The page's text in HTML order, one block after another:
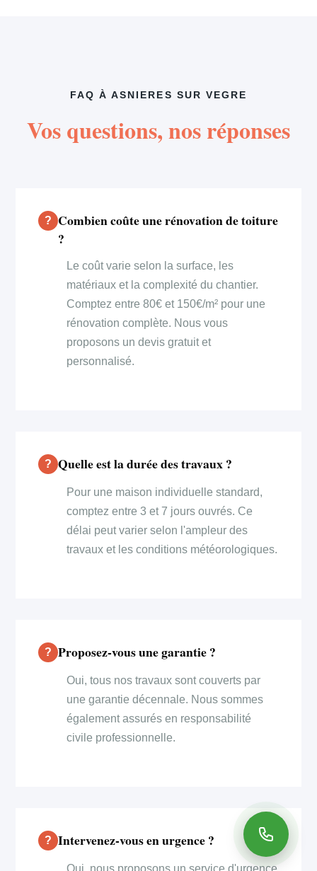
FAQ À ASNIERES SUR VEGRE
Vos questions, nos réponses
Combien coûte une rénovation de toiture
?
Le coût varie selon la surface, les
matériaux et la complexité du chantier.
Comptez entre 80€ et 150€/m² pour une
rénovation complète. Nous vous
proposons un devis gratuit et
personnalisé.
Quelle est la durée des travaux ?
Pour une maison individuelle standard,
comptez entre 3 et 7 jours ouvrés. Ce
délai peut varier selon l'ampleur des
travaux et les conditions météorologiques.
Proposez-vous une garantie ?
Oui, tous nos travaux sont couverts par
une garantie décennale. Nous sommes
également assurés en responsabilité
civile professionnelle.
Intervenez-vous en urgence ?
Oui, nous proposons un service d'urgence